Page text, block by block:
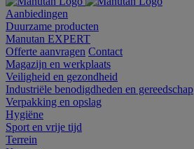
Aanbiedingen
Duurzame producten
Manutan EXPERT
Offerte aanvragen Contact
Magazijn en werkplaats
Veiligheid en gezondheid
Industriële benodigdheden en gereedschap
Verpakking en opslag
Hygiëne
Sport en vrije tijd
Terrein